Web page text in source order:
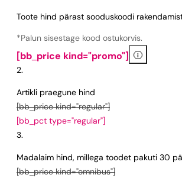
Toote hind pärast sooduskoodi
*Palun sisestage kood ostukorvis.
[bb_price kind="promo"] i
Artikli praegune hind
[bb_price kind="regular"]
[bb_pct type="regular"]
Madalaim hind, millega toodet pakuti 30
[bb_price kind="omnibus"]